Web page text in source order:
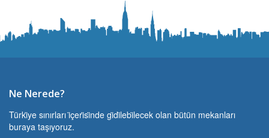
Ne Nerede?
Türki̇ye sınırları i̇çeri̇si̇nde gi̇di̇lebi̇lecek olan bütün mekanları
buraya taşıyoruz.